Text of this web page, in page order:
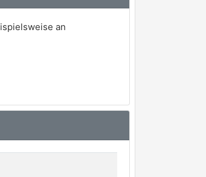
an